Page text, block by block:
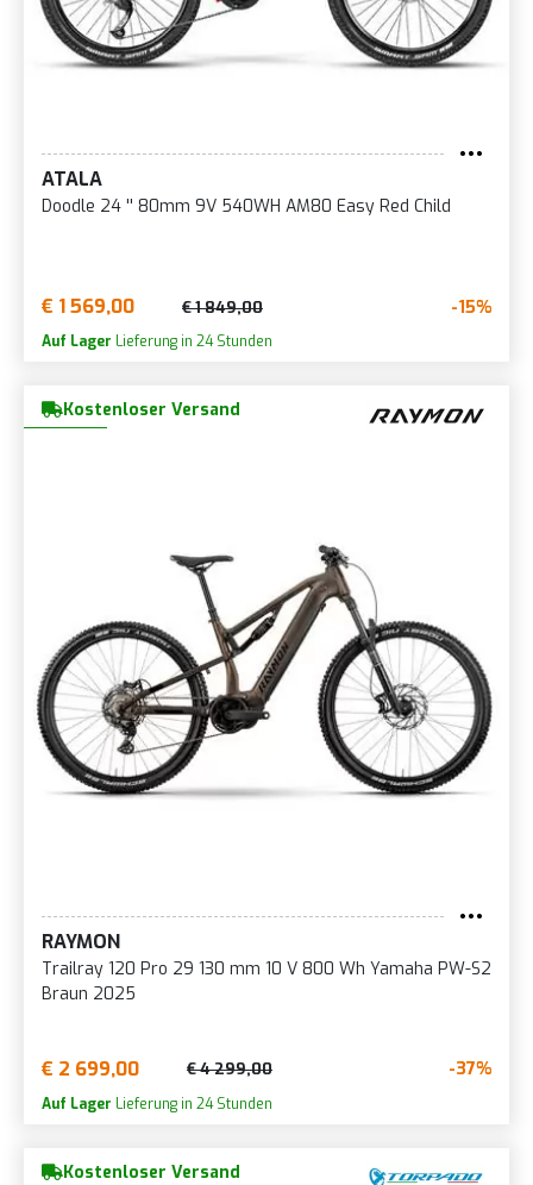
ATALA
Doodle 24 '' 80mm 9V 540WH AM80 Easy Red Child
€ 1 569,00 € 1 849,00 -15%
Auf Lager Lieferung in 24 Stunden
Kostenloser Versand
RAYMON
Trailray 120 Pro 29 130 mm 10 V 800 Wh Yamaha PW-S2
Braun 2025
€ 2 699,00 € 4 299,00 -37%
Auf Lager Lieferung in 24 Stunden
Kostenloser Versand